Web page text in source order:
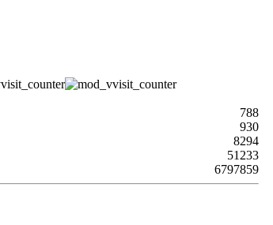
788
930
8294
51233
6797859